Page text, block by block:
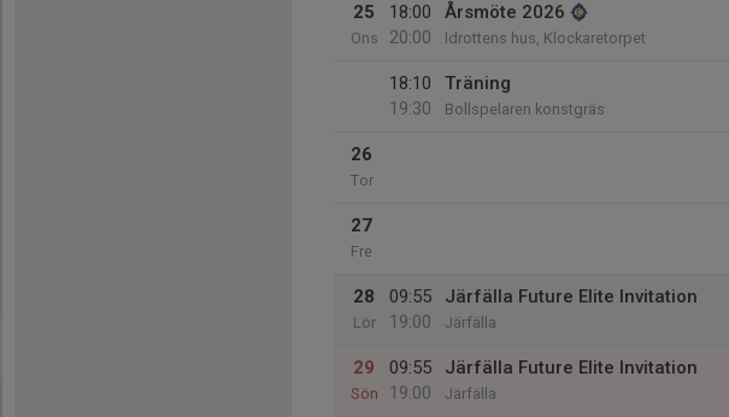
25
Ons
18:00
20:00
Årsmöte 2026
Idrottens hus, Klockaretorpet
18:10
19:30
Träning
Bollspelaren konstgräs
26
Tor
27
Fre
28
Lör
09:55
19:00
Järfälla Future Elite Invitation
Järfälla
29
Sön
09:55
19:00
Järfälla Future Elite Invitation
Järfälla